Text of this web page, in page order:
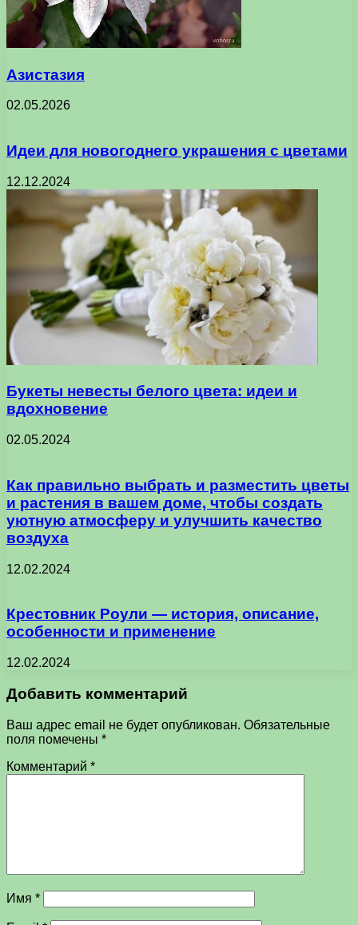
Азистазия
02.05.2026
Идеи для новогоднего украшения с цветами
12.12.2024
Букеты невесты белого цвета: идеи и
вдохновение
02.05.2024
Как правильно выбрать и разместить цветы
и растения в вашем доме, чтобы создать
уютную атмосферу и улучшить качество
воздуха
12.02.2024
Крестовник Роули — история, описание,
особенности и применение
12.02.2024
Добавить комментарий
Ваш адрес email не будет опубликован. Обязательные
поля помечены *
Комментарий *
Имя *